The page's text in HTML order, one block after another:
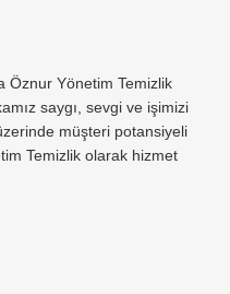
Öznur Yönetim Temizlik
saygı, sevgi ve işimizi
müşteri potansiyeli
Temizlik olarak hizmet